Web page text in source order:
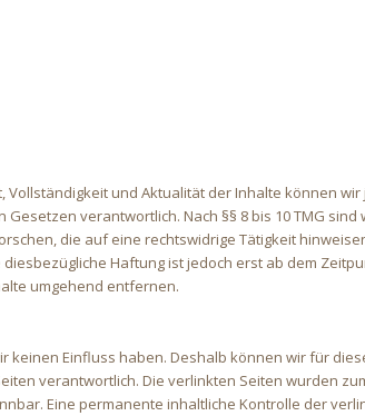
und Aktualität der Inhalte können
verantwortlich. Nach §§ 8 bis 10 TMG
die auf eine rechtswidrige Tätigkeit
Haftung ist jedoch erst ab dem
umgehend entfernen.
Einfluss haben. Deshalb können wir für
verantwortlich. Die verlinkten Seiten wurden
Eine permanente inhaltliche Kontrolle der